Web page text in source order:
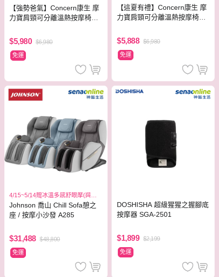
【強勢爸氣】Concern康生 摩
力寶肩頸可分離溫熱按摩椅墊
$5,980 $6,980
免運
【這夏有禮】Concern康生 摩
力寶肩頸可分離溫熱按摩椅墊
$5,888 $6,980
免運
4/15~5/14贈冰溫多感舒眼摩(與主
商品同步出貨)
Johnson 喬山 Chill Sofa憩之
座 / 按摩小沙發 A285
$31,488 $48,800
免運
DOSHISHA 超級猩猩之握腳底
按摩器 SGA-2501
$1,899 $2,199
免運